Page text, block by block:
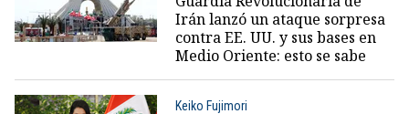
Irán lanzó un ataque sorpresa
contra EE. UU. y sus bases en
Medio Oriente: esto se sabe
Keiko Fujimori